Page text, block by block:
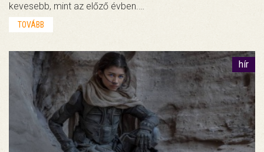
kevesebb, mint az előző évben.…
TOVÁBB
hír